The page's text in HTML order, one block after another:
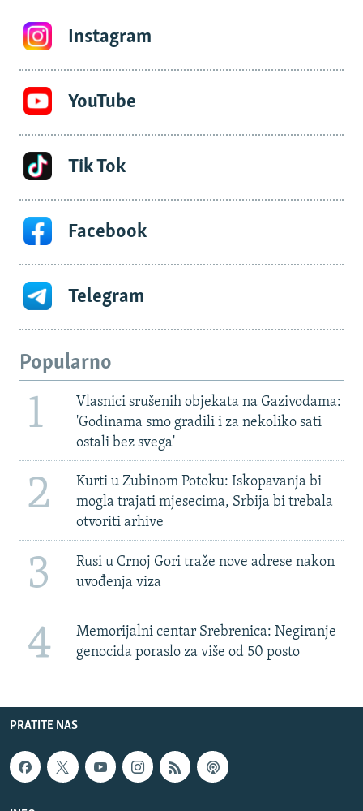
Instagram
YouTube
Tik Tok
Facebook
Telegram
Popularno
1
Vlasnici srušenih objekata na Gazivodama:
'Godinama smo gradili i za nekoliko sati
ostali bez svega'
2
Kurti u Zubinom Potoku: Iskopavanja bi
mogla trajati mjesecima, Srbija bi trebala
otvoriti arhive
3
Rusi u Crnoj Gori traže nove adrese nakon
uvođenja viza
4
Memorijalni centar Srebrenica: Negiranje
genocida poraslo za više od 50 posto
PRATITE NAS